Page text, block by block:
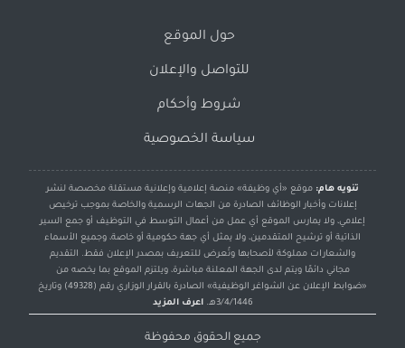
حول الموقع
للتواصل والإعلان
شروط وأحكام
سياسة الخصوصية
تنويه هام: موقع «أي وظيفة» منصة إعلامية وإعلانية مستقلة مخصصة لنشر
إعلانات وأخبار الوظائف الصادرة من الجهات الرسمية والخاصة بموجب ترخيص
إعلامي، ولا يمارس الموقع أي عمل من أعمال التوسط في التوظيف أو جمع السير
الذاتية أو ترشيح المتقدمين، ولا يمثل أي جهة حكومية أو خاصة، وجميع الأسماء
والشعارات مملوكة لأصحابها وتُعرض للتعريف بمصدر الإعلان فقط. التقديم
مجاني دائمًا ويتم لدى الجهة المعلنة مباشرة، ويلتزم الموقع بما يخصه من
«ضوابط الإعلان عن الشواغر الوظيفية» الصادرة بالقرار الوزاري رقم (49328) وتاريخ
3/4/1446هـ.
اعرف المزيد
جميع الحقوق محفوظة